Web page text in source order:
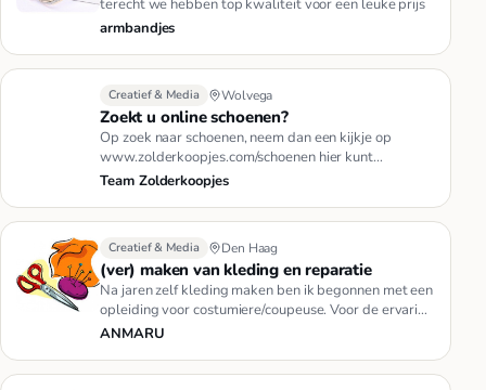
terecht we hebben top kwaliteit voor een leuke prijs
armbandjes
Creatief & Media Wolvega
Zoekt u online schoenen?
Op zoek naar schoenen, neem dan een kijkje op
www.zolderkoopjes.com/schoenen hier kunt
gemakkelijk en snel schoenen vind…
Team Zolderkoopjes
Creatief & Media Den Haag
(ver) maken van kleding en reparatie
Na jaren zelf kleding maken ben ik begonnen met een
opleiding voor costumiere/coupeuse. Voor de ervaring
neem ik graag o…
ANMARU